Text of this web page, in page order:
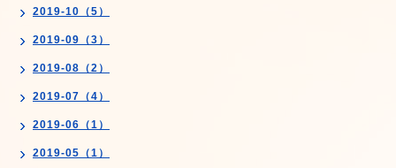
2019-10（5）
2019-09（3）
2019-08（2）
2019-07（4）
2019-06（1）
2019-05（1）